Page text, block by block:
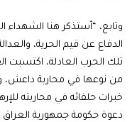
وتابع، “أستذكر هنا الشهداء
الدفاع عن قيم الحرية،
تلك الحرب العادلة، اكتسبت
من نوعها في محاربة داعش،
خبرات حلفائه في محاربته
دعوة حكومة جمهورية